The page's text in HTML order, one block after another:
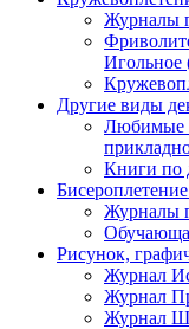
Журналы
Другие виды
Любимые
Книги по
Журналы
Рисунок,
Журнал
Журнал
Журнал